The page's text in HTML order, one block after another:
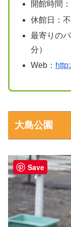
開館時間
休館日：
最寄りの
分）
Web：
大島公園
Save